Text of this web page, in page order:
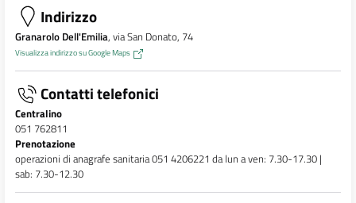
Indirizzo
Granarolo Dell'Emilia, via San Donato, 74
Visualizza indirizzo su Google Maps
Contatti telefonici
Centralino
051 762811
Prenotazione
operazioni di anagrafe sanitaria 051 4206221 da lun a ven: 7.30-17.30 |
sab: 7.30-12.30